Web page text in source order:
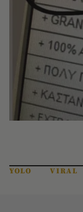
YOLO VIRAL